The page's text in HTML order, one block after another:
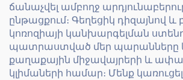
ճանաչվել ամբողջ
ընթացքում։ Գեղեցիկ դիզայնով և
կոռոզիայի կանխարգելման
պատրաստված մեր պարանները
քաղաքային միջավայրերի և
կլիմաների համար։ Մենք